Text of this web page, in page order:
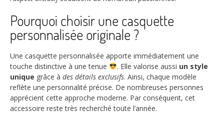
Pourquoi choisir une casquette
personnalisée originale ?
Une casquette personnalisée apporte immédiatement une
touche distinctive à une tenue
. Elle valorise aussi un style
unique grâce à des détails exclusifs. Ainsi, chaque modèle
reflète une personnalité précise. De nombreuses personnes
apprécient cette approche moderne. Par conséquent, cet
accessoire reste très recherché toute l’année.